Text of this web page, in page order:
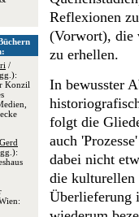
/
Konzil
Gerd
Reflexionen
(Vorwort), die
zu erhellen.
In bewusster
folgt die
auch
dabei nicht
die kulturellen
Überlieferung